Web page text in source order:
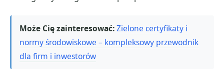
Może Cię zainteresować:Zielone certyfikaty i
normy środowiskowe – kompleksowy przewodnik
dla firm i inwestorów